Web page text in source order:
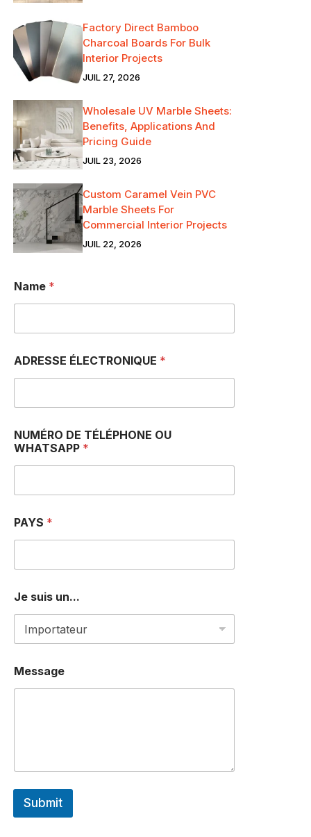
Factory Direct Bamboo
Charcoal Boards For Bulk
Interior Projects
JUIL 27, 2026
Wholesale UV Marble Sheets:
Benefits, Applications And
Pricing Guide
JUIL 23, 2026
Custom Caramel Vein PVC
Marble Sheets For
Commercial Interior Projects
JUIL 22, 2026
Name *
ADRESSE ÉLECTRONIQUE *
NUMÉRO DE TÉLÉPHONE OU
WHATSAPP *
H
A
S
P
P
J
*
PAYS *
Je suis un...
Message
Submit